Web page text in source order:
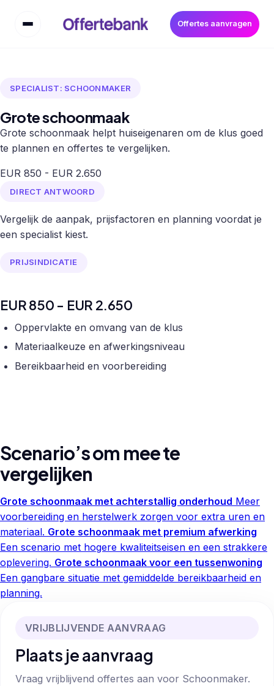
Offertes aanvragen
SPECIALIST: SCHOONMAKER
Grote schoonmaak
Grote schoonmaak helpt huiseigenaren om de klus goed
te plannen en offertes te vergelijken.
EUR 850 - EUR 2.650
DIRECT ANTWOORD
Vergelijk de aanpak, prijsfactoren en planning voordat je
een specialist kiest.
PRIJSINDICATIE
EUR 850 - EUR 2.650
Oppervlakte en omvang van de klus
Materiaalkeuze en afwerkingsniveau
Bereikbaarheid en voorbereiding
Scenario’s om mee te
vergelijken
Grote schoonmaak met achterstallig onderhoud Meer
voorbereiding en herstelwerk zorgen voor extra uren en
materiaal. Grote schoonmaak met premium afwerking
Een scenario met hogere kwaliteitseisen en een strakkere
oplevering. Grote schoonmaak voor een tussenwoning
Een gangbare situatie met gemiddelde bereikbaarheid en
planning.
VRIJBLIJVENDE AANVRAAG
Plaats je aanvraag
Vraag vrijblijvend offertes aan voor Schoonmaker.